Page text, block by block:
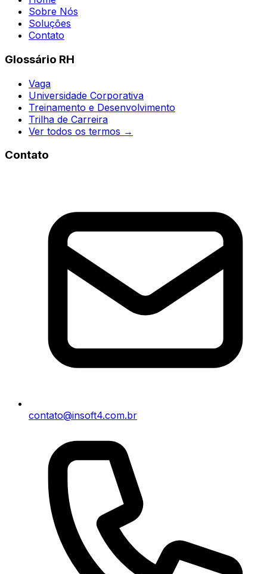
Sobre Nós
Soluções
Contato
Glossário RH
Vaga
Universidade Corporativa
Treinamento e Desenvolvimento
Trilha de Carreira
Ver todos os termos →
Contato
contato@insoft4.com.br